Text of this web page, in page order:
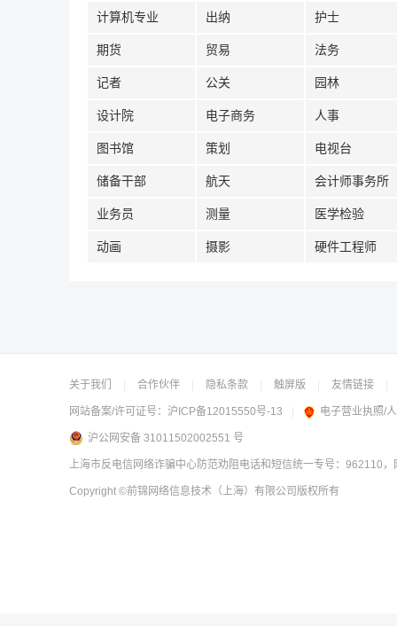
计算机专业 出纳 护士
期货 贸易 法务
记者 公关 园林
设计院 电子商务 人事
图书馆 策划 电视台
储备干部 航天 会计师事务所
业务员 测量 医学检验
动画 摄影 硬件工程师
关于我们 合作伙伴 隐私条款 触屏版 友情链接
网站备案/许可证号： 沪ICP备12015550号-13 电子营业执照/
沪公网安备 31011502002551 号
上海市反电信网络诈骗中心防范劝阻电话和短信统一专号：962110
Copyright ©前锦网络信息技术（上海）有限公司 版权所有